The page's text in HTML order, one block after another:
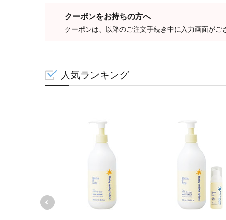
クーポンをお持ちの方へ
クーポンは、以降のご注文手続き中に入力画面がご
人気ランキング